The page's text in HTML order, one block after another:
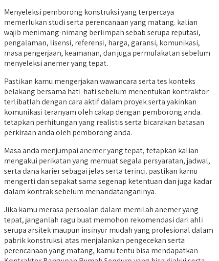
Menyeleksi pemborong konstruksi yang terpercaya
memerlukan studi serta perencanaan yang matang. kalian
wajib menimang-nimang berlimpah sebab serupa reputasi,
pengalaman, lisensi, referensi, harga, garansi, komunikasi,
masa pengerjaan, keamanan, dan juga permufakatan sebelum
menyeleksi anemer yang tepat.
Pastikan kamu mengerjakan wawancara serta tes konteks
belakang bersama hati-hati sebelum menentukan kontraktor.
terlibatlah dengan cara aktif dalam proyek serta yakinkan
komunikasi teranyam oleh cakap dengan pemborong anda.
tetapkan perhitungan yang realistis serta bicarakan batasan
perkiraan anda oleh pemborong anda.
Masa anda menjumpai anemer yang tepat, tetapkan kalian
mengakui perikatan yang memuat segala persyaratan, jadwal,
serta dana karier sebagai jelas serta terinci. pastikan kamu
mengerti dan sepakat sama segenap ketentuan dan juga kadar
dalam kontrak sebelum menandatanganinya.
Jika kamu merasa persoalan dalam memilah anemer yang
tepat, janganlah ragu buat memohon rekomendasi dari ahli
serupa arsitek maupun insinyur mudah yang profesional dalam
pabrik konstruksi. atas menjalankan pengecekan serta
perencanaan yang matang, kamu tentu bisa mendapatkan